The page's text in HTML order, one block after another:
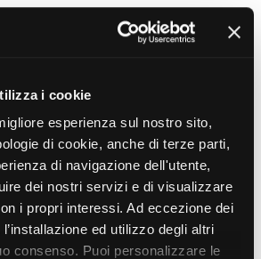
i cookie
esperienza sul nostro sito,
di cookie, anche di terze parti,
di navigazione dell'utente,
dei nostri servizi e di visualizzare
i propri interessi. Ad eccezione dei
ed utilizzo degli altri
consenso. Puoi personalizzare le